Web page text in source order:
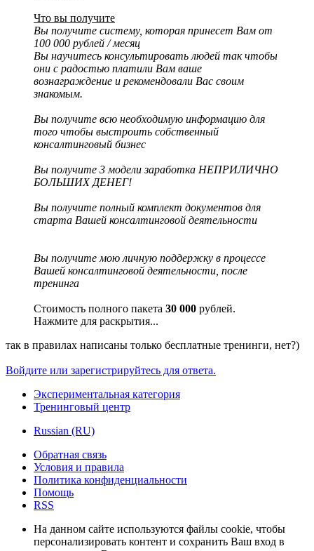
Что вы получите
Вы получите систему, которая принесет Вам от
100 000 рублей / месяц
Вы научитесь консультировать людей так чтобы
они с радостью платили Вам ваше
вознаграждение и рекомендовали Вас своим
знакомым.
Вы получите всю необходимую информацию для
того чтобы выстроить собственный
консалтинговый бизнес
Вы получите 3 модели заработка НЕПРИЛИЧНО
БОЛЬШИХ ДЕНЕГ!
Вы получите полный комплект документов для
старта Вашей консалтинговой деятельности
Вы получите мою личную поддержку в процессе
Вашей консалтинговой деятельности, после
тренинга
Стоимость полного пакета 30 000 рублей.
Нажмите для раскрытия...
так в правилах написаны только бесплатные тренинги, нет?)
Войдите или зарегистрируйтесь для ответа.
Экспериментальная категория
Тренинговый центр
Russian (RU)
Обратная связь
Условия и правила
Политика конфиденциальности
Помощь
RSS
На данном сайте используются файлы cookie, чтобы
персонализировать контент и сохранить Ваш вход в